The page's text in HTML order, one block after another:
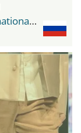
Crocus Expo - IEC Crocus Expo International Exhibition Centre